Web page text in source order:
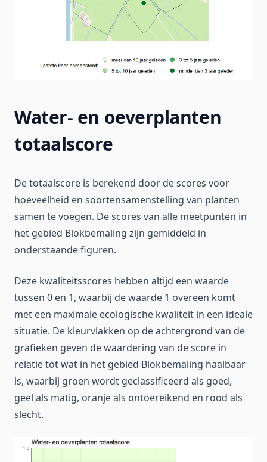
Water- en oeverplanten
totaalscore
De totaalscore is berekend door de scores voor
hoeveelheid en soortensamenstelling van planten
samen te voegen. De scores van alle meetpunten in
het gebied Blokbemaling zijn gemiddeld in
onderstaande figuren.
Deze kwaliteitsscores hebben altijd een waarde
tussen 0 en 1, waarbij de waarde 1 overeen komt
met een maximale ecologische kwaliteit in een ideale
situatie. De kleurvlakken op de achtergrond van de
grafieken geven de waardering van de score in
relatie tot wat in het gebied Blokbemaling haalbaar
is, waarbij groen wordt geclassificeerd als goed,
geel als matig, oranje als ontoereikend en rood als
slecht.